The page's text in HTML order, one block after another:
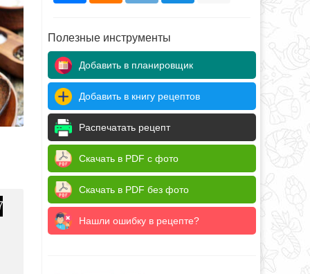
Полезные инструменты
Добавить в планировщик
Добавить в книгу рецептов
Распечатать рецепт
Скачать в PDF с фото
Скачать в PDF без фото
Нашли ошибку в рецепте?